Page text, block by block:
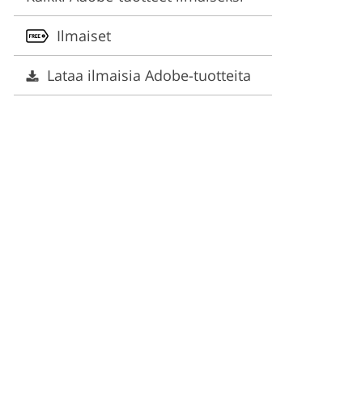
Ilmaiset
Lataa ilmaisia Adobe-tuotteita